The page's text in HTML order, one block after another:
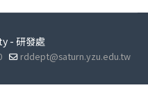
- 研發處
rddept@saturn.yzu.edu.tw